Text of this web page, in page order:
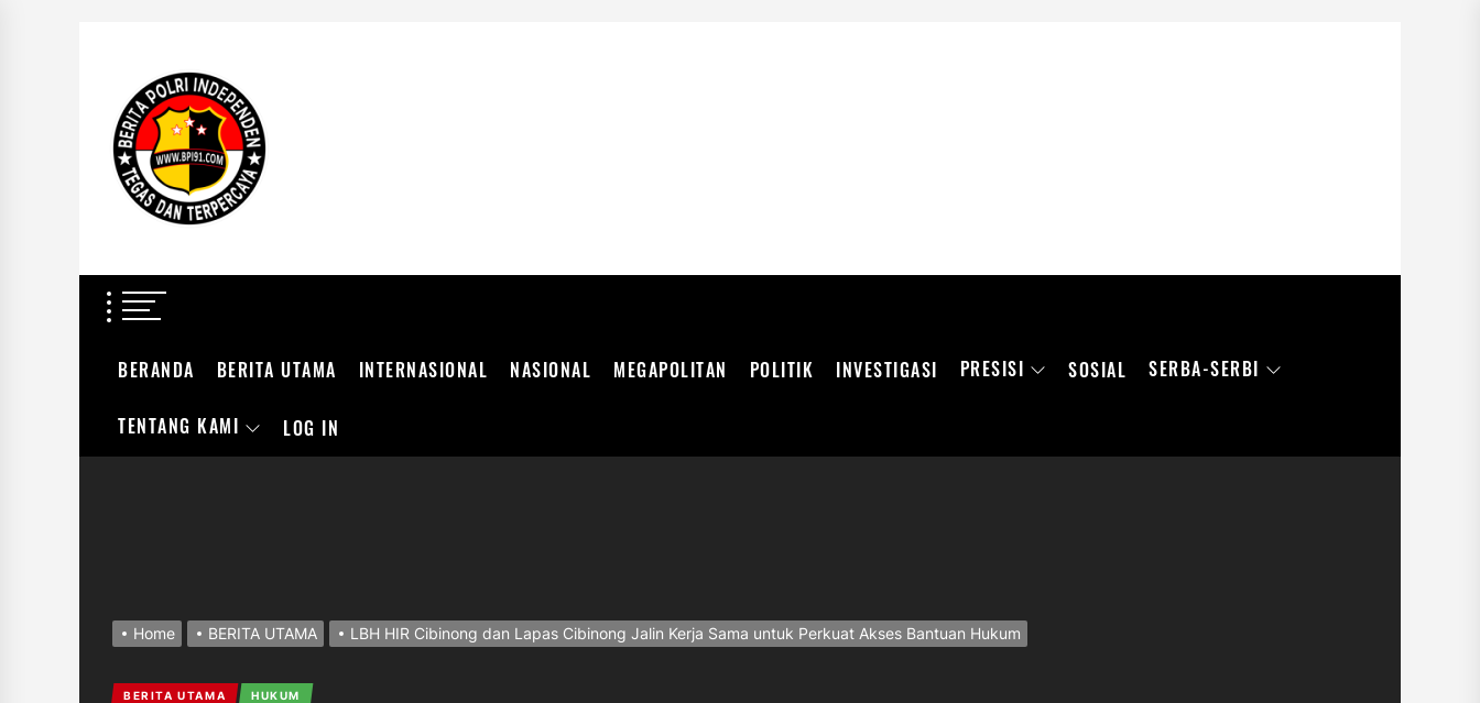
content
BERITA POLRI INDEPENDEN
BERANDA BERITA UTAMA INTERNASIONAL NASIONAL MEGAPOLITAN POLITIK INVESTIGASI PRESISI SOSIAL SERBA-SERBI
TENTANG KAMI LOG IN
Home BERITA UTAMA LBH HIR Cibinong dan Lapas Cibinong Jalin Kerja Sama untuk Perkuat Akses Bantuan Hukum
BERITA UTAMA HUKUM